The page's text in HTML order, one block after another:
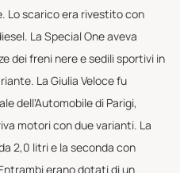
Lo scarico era rivestito con
La Special One aveva
dei freni nere e sedili sportivi in
La Giulia Veloce fu
dell'Automobile di Parigi,
motori con due varianti. La
2,0 litri e la seconda con
erano dotati di un